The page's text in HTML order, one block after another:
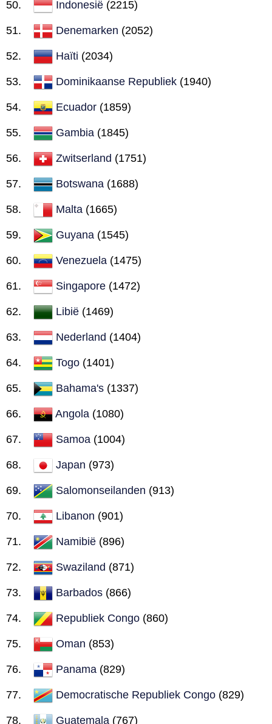
Indonesië (2215)
Denemarken (2052)
Haïti (2034)
Dominikaanse Republiek (1940)
Ecuador (1859)
Gambia (1845)
Zwitserland (1751)
Botswana (1688)
Malta (1665)
Guyana (1545)
Venezuela (1475)
Singapore (1472)
Libië (1469)
Nederland (1404)
Togo (1401)
Bahama's (1337)
Angola (1080)
Samoa (1004)
Japan (973)
Salomonseilanden (913)
Libanon (901)
Namibië (896)
Swaziland (871)
Barbados (866)
Republiek Congo (860)
Oman (853)
Panama (829)
Democratische Republiek Congo (829)
Guatemala (767)